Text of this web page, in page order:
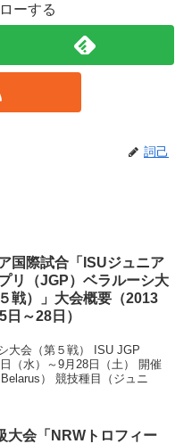
ーする
詞己
国際試合「ISUジュニア
リ（JGP）ベラルーシ大
戦）」大会概要（2013
日～28日）
大会（第５戦） ISU JGP
（水）～9月28日（土） 開催
） 競技種目（ジュニ
大会「NRWトロフィー